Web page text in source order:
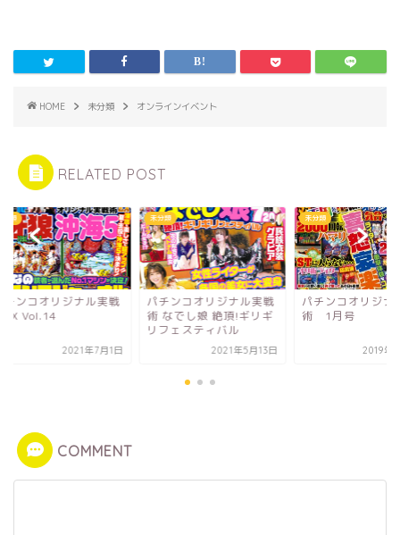
HOME 未分類 オンラインイベント
RELATED POST
ンコオリジナル実戦
Vol.14
2021年7月1日
未分類
パチンコオリジナル実戦
術 なでし娘 絶頂!ギリギ
リフェスティバル
2021年5月13日
未分類
パチンコオリジナル
術 1月号
2019年11
COMMENT